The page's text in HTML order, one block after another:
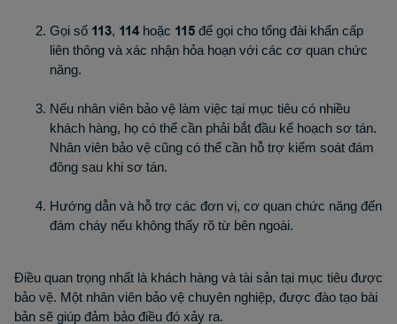
Gọi số 113, 114 hoặc 115 để gọi cho tổng đài khẩn cấp
liên thông và xác nhận hỏa hoạn với các cơ quan chức
năng.
Nếu nhân viên bảo vệ làm việc tại mục tiêu có nhiều
khách hàng, họ có thể cần phải bắt đầu kế hoạch sơ tán.
Nhân viên bảo vệ cũng có thể cần hỗ trợ kiểm soát đám
đông sau khi sơ tán.
Hướng dẫn và hỗ trợ các đơn vị, cơ quan chức năng đến
đám cháy nếu không thấy rõ từ bên ngoài.
Điều quan trọng nhất là khách hàng và tài sản tại mục tiêu được
bảo vệ. Một nhân viên bảo vệ chuyên nghiệp, được đào tạo bài
bản sẽ giúp đảm bảo điều đó xảy ra.